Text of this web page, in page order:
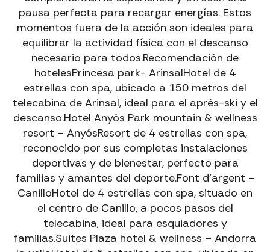
pausa perfecta para recargar energías. Estos
momentos fuera de la acción son ideales para
equilibrar la actividad física con el descanso
necesario para todos.Recomendación de
hotelesPrincesa park- ArinsalHotel de 4
estrellas con spa, ubicado a 150 metros del
telecabina de Arinsal, ideal para el après-ski y el
descanso.Hotel Anyós Park mountain & wellness
resort – AnyósResort de 4 estrellas con spa,
reconocido por sus completas instalaciones
deportivas y de bienestar, perfecto para
familias y amantes del deporte.Font d’argent –
CanilloHotel de 4 estrellas con spa, situado en
el centro de Canillo, a pocos pasos del
telecabina, ideal para esquiadores y
familias.Suites Plaza hotel & wellness – Andorra
EXPÉRIENCES PIC NEGRE · ANDORRE
VIVEZ VOTREEXPÉRIENCEEN MONTAGNE
LOCATION DE VÉLOS EN ANDORRE ET À LA MOLINA
DH Santa Cruz, e-bikes, e-road, route et gravel pour
tous les niveaux et toutes les expériences.
EXCURSIONS GUIDÉES EN E-BIKE EN ANDORRE
Découvrez des paysages uniques avec des guides
spécialisés.